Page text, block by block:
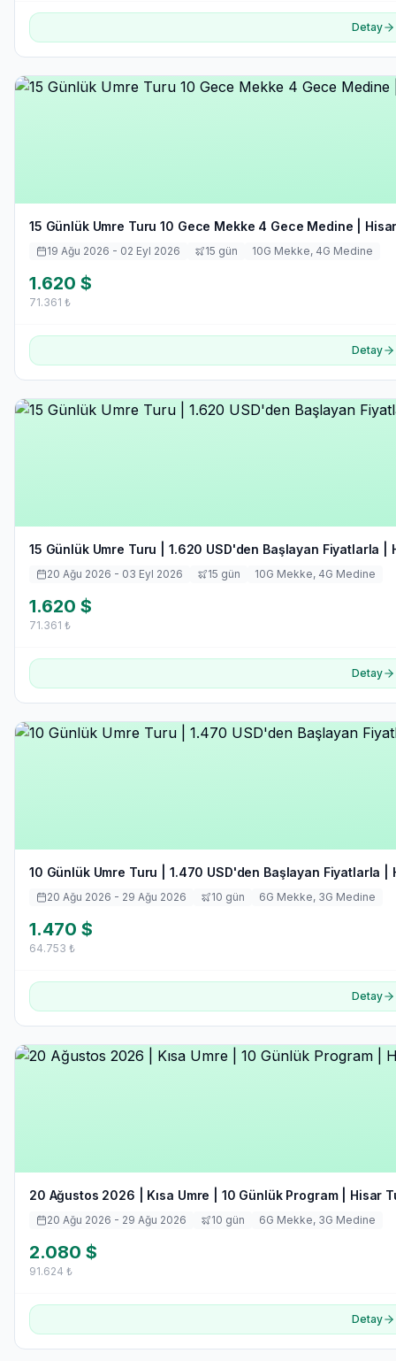
Detay
15 Günlük Umre Turu 10 Gece Mekke 4 Gece Medine |
19 Ağu 2026 - 02 Eyl 2026 15 gün 10G Mekke, 4G Medine
1.620 $
71.361 ₺
Detay
15 Günlük Umre Turu | 1.620 USD'den Başlayan Fiyatlarla |
20 Ağu 2026 - 03 Eyl 2026 15 gün 10G Mekke, 4G Medine
1.620 $
71.361 ₺
Detay
10 Günlük Umre Turu | 1.470 USD'den Başlayan Fiyatlarla |
20 Ağu 2026 - 29 Ağu 2026 10 gün 6G Mekke, 3G Medine
1.470 $
64.753 ₺
Detay
20 Ağustos 2026 | Kısa Umre | 10 Günlük Program | Hisar
20 Ağu 2026 - 29 Ağu 2026 10 gün 6G Mekke, 3G Medine
2.080 $
91.624 ₺
Detay